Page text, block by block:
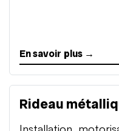
En savoir plus →
Rideau